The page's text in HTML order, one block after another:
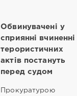
Обвинувачені у
сприянні вчиненні
терористичних
актів постануть
перед судом
Прокуратурою